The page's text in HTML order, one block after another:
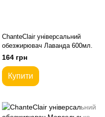
ChanteClair універсальний
обезжирювач Лаванда 600мл.
164 грн
Купити